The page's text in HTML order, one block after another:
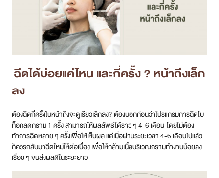
ฉีดได้บ่อยแค่ไหน และกี่ครั้ง ? หน้าถึงเล็ก
ลง
ต้องฉีดกี่ครั้งใบหน้าถึงจะดูเรียวเล็กลง? ต้องบอกก่อนว่าโปรแกรมการฉีดโบ
ท็อกลดกราม 1 ครั้ง สามารถให้ผลลัพธ์ได้ราว ๆ 4-6 เดือน โดยไม่ต้อง
ทำการฉีดหลาย ๆ ครั้งเพื่อให้เห็นผล แต่เมื่อผ่านระยะเวลา 4-6 เดือนไปแล้ว
ก็ควรกลับมาฉีดใหม่ให้ต่อเนื่อง เพื่อให้กล้ามเนื้อบริเวณกรามทำงานน้อยลง
เรื่อย ๆ จนส่งผลดีในระยะยาว